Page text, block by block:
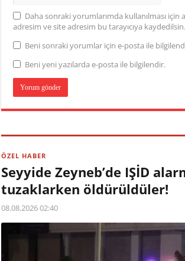
Daha sonraki yorumlarımda kullanılması için
adresim ve site adresim bu tarayıcıya kaydedilsin.
Beni sonraki yorumlar için e-posta ile
Beni yeni yazılarda e-posta ile bilgilendir.
ÖZEL HABER
Seyyide Zeyneb’de IŞİD
tuzaklarken öldürüldüler!
08.08.2026 02:40